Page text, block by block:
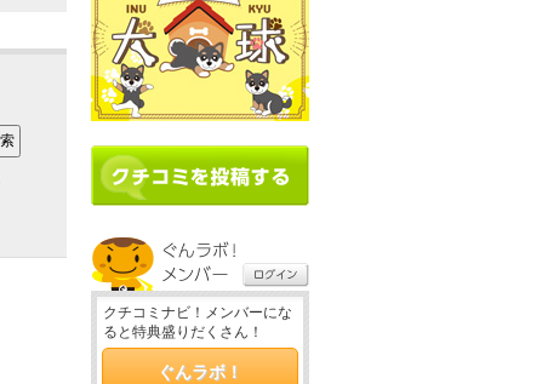
クチコミナビ！メンバーにな
ると特典盛りだくさん！
ぐんラボ！